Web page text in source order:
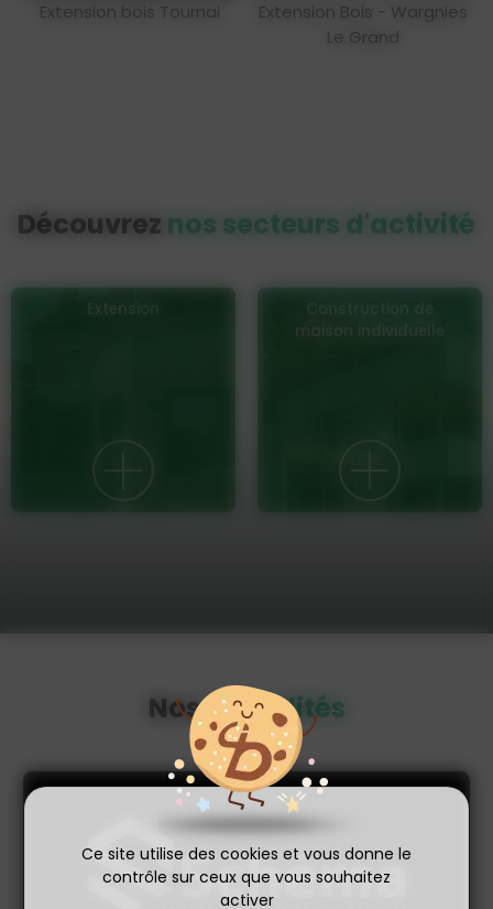
Ce site utilise des cookies et vous donne le
contrôle sur ceux que vous souhaitez
activer
Extension bois Tournai
Extension Bois - Wargnies
Le Grand
Découvrez nos secteurs d'activité
Nosactualités